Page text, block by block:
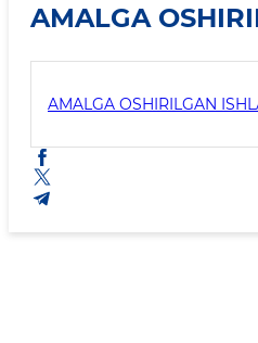
AMALGA
AMALGA OSHIRILGAN